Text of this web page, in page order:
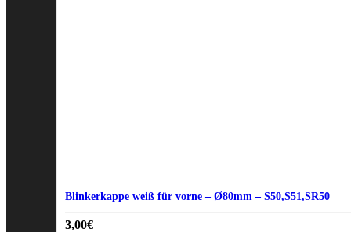
Blinkerkappe weiß für vorne – Ø80mm – S50,S51,SR50
3,00€